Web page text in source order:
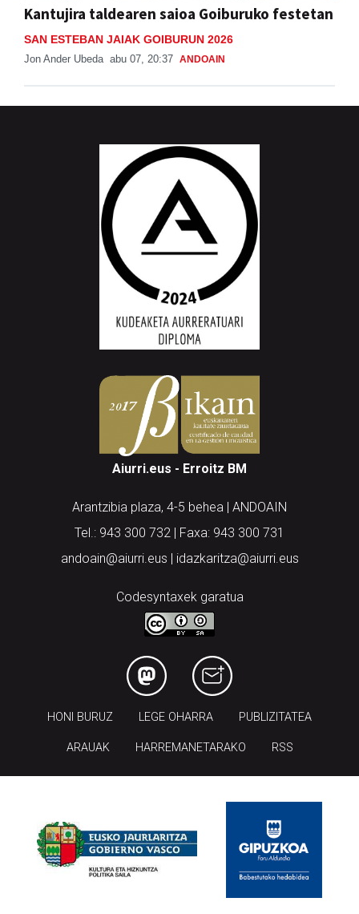
Kantujira taldearen saioa Goiburuko festetan
SAN ESTEBAN JAIAK GOIBURUN 2026
Jon Ander Ubeda abu 07, 20:37 ANDOAIN
Aiurri.eus - Erroitz BM
Arantzibia plaza, 4-5 behea | ANDOAIN
Tel.: 943 300 732 | Faxa: 943 300 731
andoain@aiurri.eus | idazkaritza@aiurri.eus
Codesyntaxek garatua
HONI BURUZ LEGE OHARRA PUBLIZITATEA
ARAUAK HARREMANETARAKO RSS